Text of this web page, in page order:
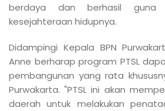
berdaya dan berhasil guna
kesejahteraan hidupnya.
Didampingi Kepala BPN
Anne berharap program PTSL
pembangunan yang rata
Purwakarta. "PTSL ini akan
daerah untuk melakukan